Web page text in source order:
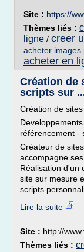
Site : https://
Thèmes liés :
ligne / creer
acheter images
acheter en
Création de
scripts sur
Création de
référencement -
Créateur de
accompagne
Réalisation d'un
site sur mesure
scripts
Lire la suite
Site : http://
Thèmes liés :